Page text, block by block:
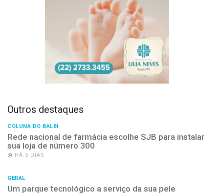
Outros destaques
COLUNA DO BALBI
Rede nacional de farmácia escolhe SJB para instalar
sua loja de número 300
HÁ 5 DIAS
GERAL
Um parque tecnológico a serviço da sua pele